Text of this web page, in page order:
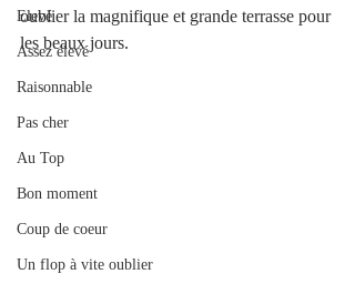
Elevé
Assez élevé
Raisonnable
Pas cher
Au Top
Bon moment
Coup de coeur
Un flop à vite oublier
oublier la magnifique et grande terrasse pour
les beaux jours.